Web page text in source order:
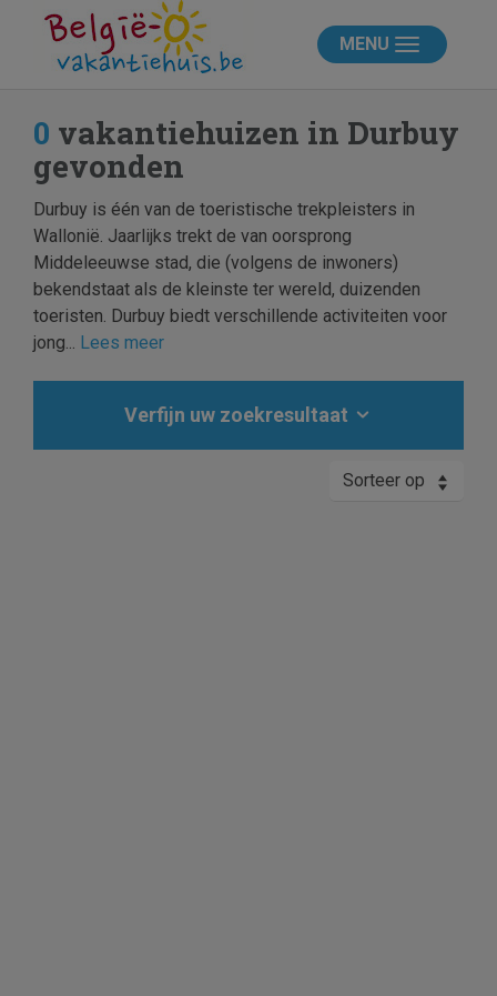
MENU
0 vakantiehuizen in Durbuy
gevonden
Durbuy is één van de toeristische trekpleisters in
Wallonië. Jaarlijks trekt de van oorsprong
Middeleeuwse stad, die (volgens de inwoners)
bekendstaat als de kleinste ter wereld, duizenden
toeristen. Durbuy biedt verschillende activiteiten voor
jong... Lees meer
Verfijn uw zoekresultaat
Sorteer op